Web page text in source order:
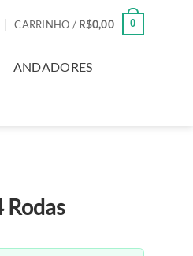
CARRINHO / R$0,00 0
ANDADORES
Rodas